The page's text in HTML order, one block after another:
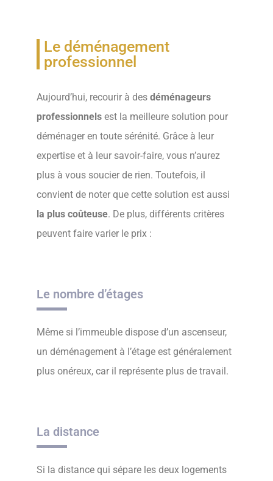
Le déménagement
professionnel
Aujourd’hui, recourir à des déménageurs
professionnels est la meilleure solution pour
déménager en toute sérénité. Grâce à leur
expertise et à leur savoir-faire, vous n’aurez
plus à vous soucier de rien. Toutefois, il
convient de noter que cette solution est aussi
la plus coûteuse. De plus, différents critères
peuvent faire varier le prix :
Le nombre d’étages
Même si l’immeuble dispose d’un ascenseur,
un déménagement à l’étage est généralement
plus onéreux, car il représente plus de travail.
La distance
Si la distance qui sépare les deux logements